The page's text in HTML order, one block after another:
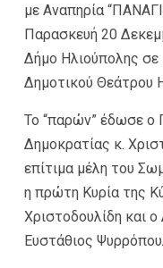
με Αναπηρία
Παρασκευή 20
Δήμο Ηλιούπολης σε
Δημοτικού Θεάτρου
Το “παρών” έδωσε ο
Δημοκρατίας κ.
επίτιμα μέλη του
η πρώτη Κυρία της
Χριστοδουλίδη και
Ευστάθιος